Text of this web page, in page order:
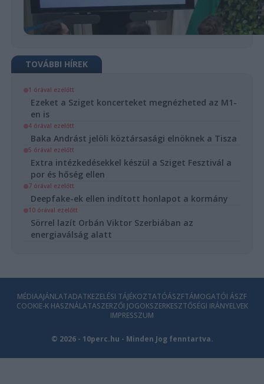
TOVÁBBI HÍREK
1 órával ezelőtt
Ezeket a Sziget koncerteket megnézheted az M1-
en is
4 órával ezelőtt
Baka Andrást jelöli köztársasági elnöknek a Tisza
5 órával ezelőtt
Extra intézkedésekkel készül a Sziget Fesztivál a
por és hőség ellen
7 órával ezelőtt
Deepfake-ek ellen indított honlapot a kormány
10 órával ezelőtt
Sörrel lazít Orbán Viktor Szerbiában az
energiaválság alatt
MÉDIAAJÁNLATADATKEZELÉSI TÁJÉKOZTATÓÁSZFTÁMOGATÓI ÁSZF
COOKIE-K HASZNÁLATASZERZŐI JOGOKSZERKESZTŐSÉGI IRÁNYELVEK
IMPRESSZUM
© 2026 - 10perc.hu - Minden Jog fenntartva.